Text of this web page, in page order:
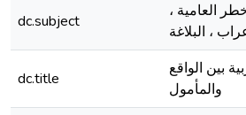
dc.subject
العامية ،
dc.title
بين الواقع
والمأمول